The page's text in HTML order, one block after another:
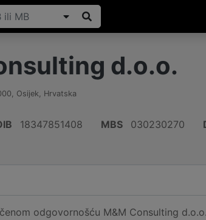
d.o.o.
, Osijek, Hrvatska
18347851408 MBS 030230270
odgovornošću M&M Consulting